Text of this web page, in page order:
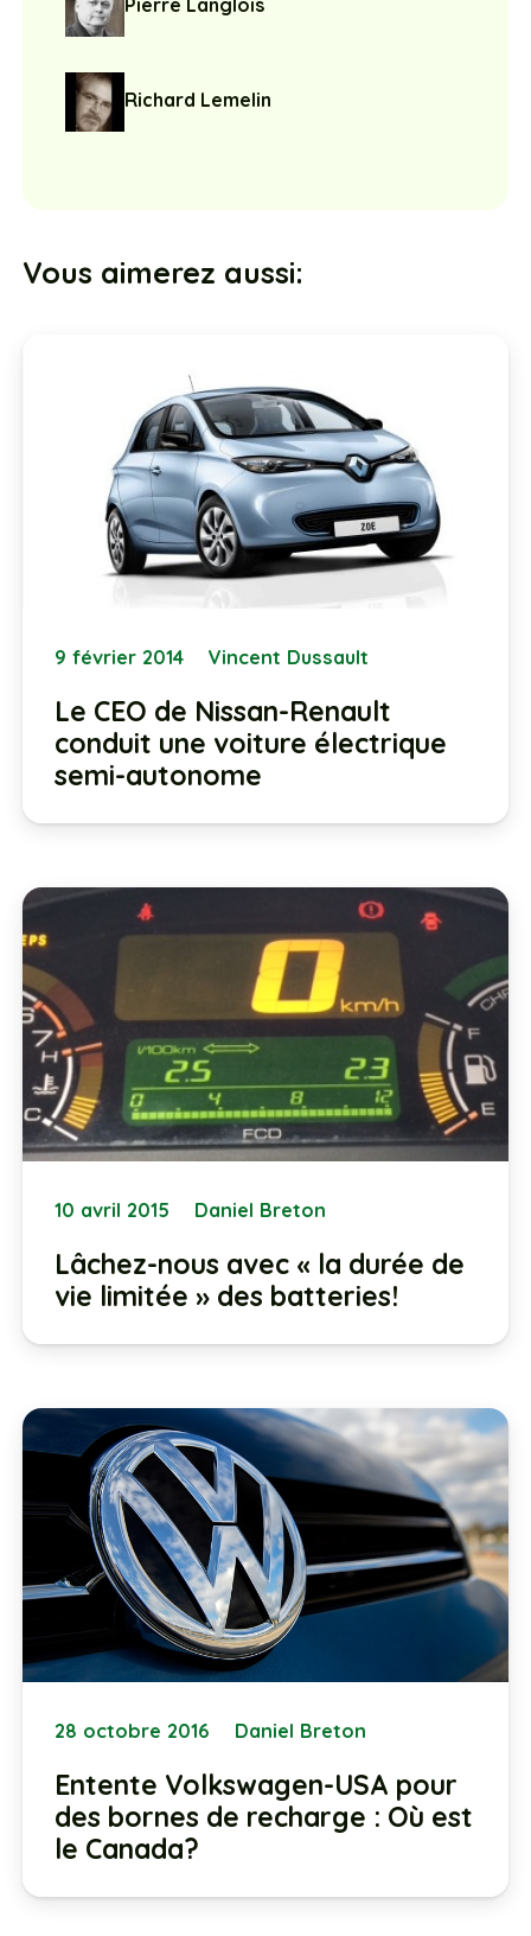
Richard Lemelin
Vous aimerez aussi:
9 février 2014 Vincent Dussault
Le CEO de Nissan-Renault
conduit une voiture électrique
semi-autonome
10 avril 2015 Daniel Breton
Lâchez-nous avec « la durée de
vie limitée » des batteries!
28 octobre 2016 Daniel Breton
Entente Volkswagen-USA pour
des bornes de recharge : Où est
le Canada?